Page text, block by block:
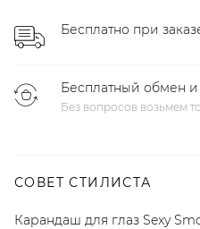
Бесплатно при
Бесплатный обмен
Без вопросов возьмем
СОВЕТ СТИЛИСТА
Карандаш для глаз Sexy